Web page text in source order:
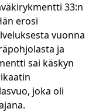
33:n
erosi
vuonna
ja
sai käskyn
joka oli